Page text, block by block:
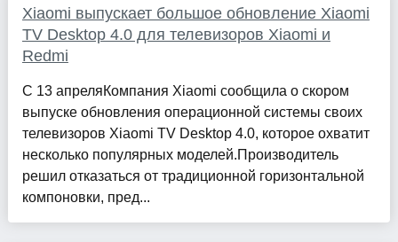
Xiaomi выпускает большое обновление Xiaomi
TV Desktop 4.0 для телевизоров Xiaomi и
Redmi
С 13 апреляКомпания Xiaomi сообщила о скором
выпуске обновления операционной системы своих
телевизоров Xiaomi TV Desktop 4.0, которое охватит
несколько популярных моделей.Производитель
решил отказаться от традиционной горизонтальной
компоновки, пред...